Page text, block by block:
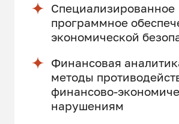
Специализированное
программное
экономической
Финансовая
методы
финансово-
нарушениям